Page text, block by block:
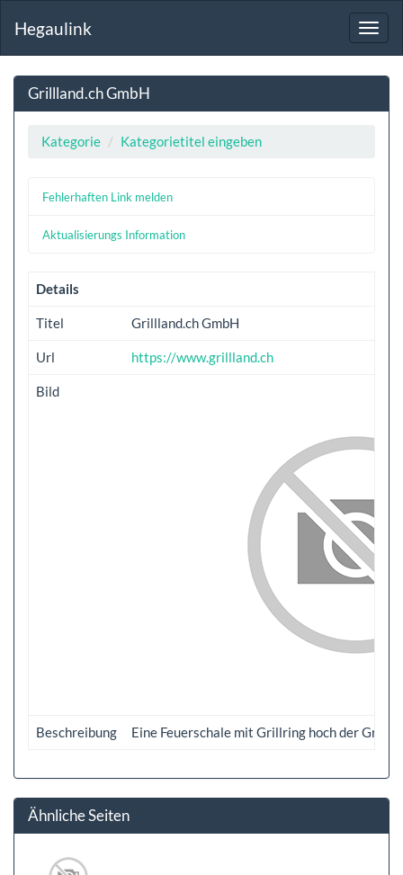
Hegaulink
Grillland.ch GmbH
Kategorie Kategorietitel eingeben
Fehlerhaften Link melden
Aktualisierungs Information
Details
Titel Grillland.ch GmbH
Url https://www.grillland.ch
Bild
Beschreibung Eine Feuerschale mit Grillring hoch der
Ähnliche Seiten